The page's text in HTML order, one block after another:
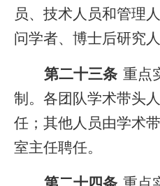
员、技术人员和管理
问学者、博士后研究人
第二十三条 重点
制。各团队学术带头
任；其他人员由学术
室主任聘任。